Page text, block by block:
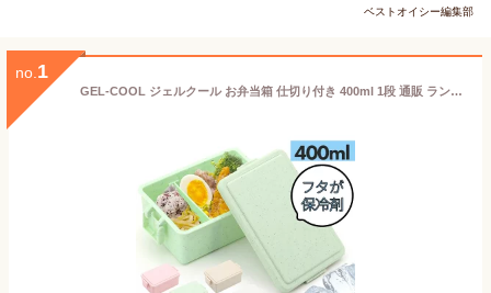
ベストオイシー編集部
no. 1
GEL-COOL ジェルクール お弁当箱 仕切り付き 400ml 1段 通販 ランチボックス 弁当箱 保冷お弁当箱 保冷ランチボックス 保冷弁当箱 一段 保冷 保冷剤付き ランチ 弁当 お弁当 スクエア 長方形 保冷剤 保冷剤一体型 ランチグッズ 便利